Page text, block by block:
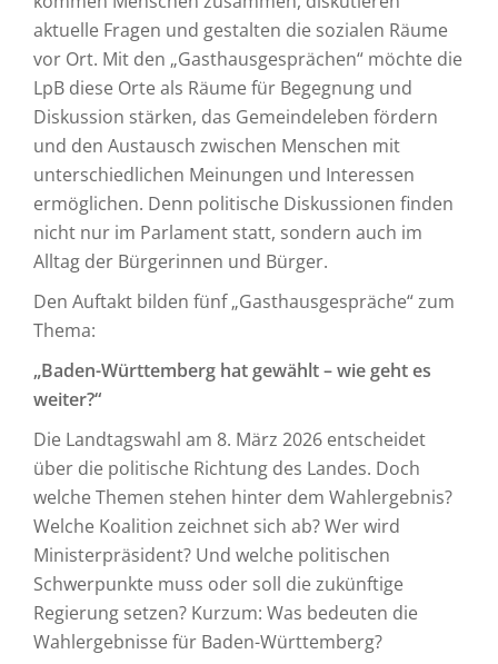
aktuelle Fragen und gestalten die sozialen Räume
vor Ort. Mit den „Gasthausgesprächen“ möchte die
LpB diese Orte als Räume für Begegnung und
Diskussion stärken, das Gemeindeleben fördern
und den Austausch zwischen Menschen mit
unterschiedlichen Meinungen und Interessen
ermöglichen. Denn politische Diskussionen finden
nicht nur im Parlament statt, sondern auch im
Alltag der Bürgerinnen und Bürger.
Den Auftakt bilden fünf „Gasthausgespräche“ zum
Thema:
„Baden-Württemberg hat gewählt – wie geht es
weiter?“
Die Landtagswahl am 8. März 2026 entscheidet
über die politische Richtung des Landes. Doch
welche Themen stehen hinter dem Wahlergebnis?
Welche Koalition zeichnet sich ab? Wer wird
Ministerpräsident? Und welche politischen
Schwerpunkte muss oder soll die zukünftige
Regierung setzen? Kurzum: Was bedeuten die
Wahlergebnisse für Baden-Württemberg?